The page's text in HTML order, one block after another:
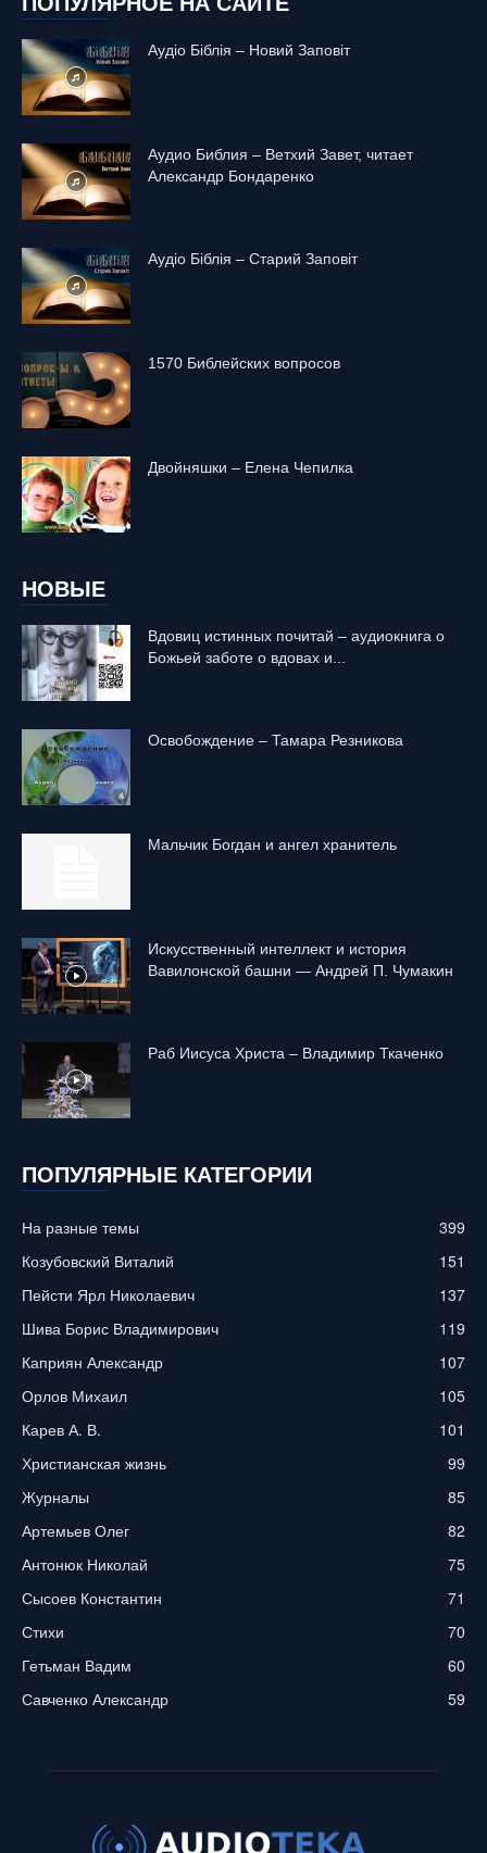
Аудіо Біблія – Новий Заповіт
Аудио Библия – Ветхий Завет, читает
Александр Бондаренко
Аудіо Біблія – Старий Заповіт
1570 Библейских вопросов
Двойняшки – Елена Чепилка
НОВЫЕ
Вдовиц истинных почитай – аудиокнига о
Божьей заботе о вдовах и...
Освобождение – Тамара Резникова
Mальчик Богдан и ангел хранитель
Искусственный интеллект и история
Вавилонской башни — Андрей П. Чумакин
Раб Иисуса Христа – Владимир Ткаченко
ПОПУЛЯРНЫЕ КАТЕГОРИИ
На разные темы
399
Козубовский Виталий
151
Пейсти Ярл Николаевич
137
Шива Борис Владимирович
119
Каприян Александр
107
Орлов Михаил
105
Карев А. В.
101
Христианская жизнь
99
Журналы
85
Артемьев Олег
82
Антонюк Николай
75
Сысоев Константин
71
Стихи
70
Гетьман Вадим
60
Савченко Александр
59